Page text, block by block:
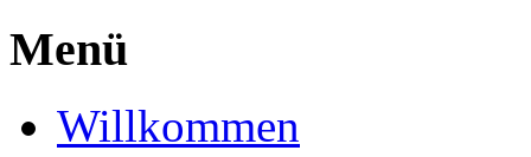
Menü
Willkommen